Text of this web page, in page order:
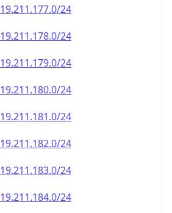
19.211.177.0/24
19.211.178.0/24
19.211.179.0/24
19.211.180.0/24
19.211.181.0/24
19.211.182.0/24
19.211.183.0/24
19.211.184.0/24